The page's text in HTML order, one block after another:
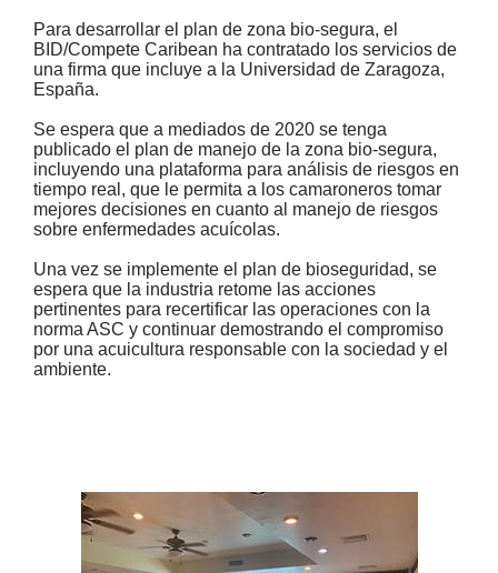
Para desarrollar el plan de zona bio-segura, el
BID/Compete Caribean ha contratado los servicios de
una firma que incluye a la Universidad de Zaragoza,
España.
Se espera que a mediados de 2020 se tenga
publicado el plan de manejo de la zona bio-segura,
incluyendo una plataforma para análisis de riesgos en
tiempo real, que le permita a los camaroneros tomar
mejores decisiones en cuanto al manejo de riesgos
sobre enfermedades acuícolas.
Una vez se implemente el plan de bioseguridad, se
espera que la industria retome las acciones
pertinentes para recertificar las operaciones con la
norma ASC y continuar demostrando el compromiso
por una acuicultura responsable con la sociedad y el
ambiente.